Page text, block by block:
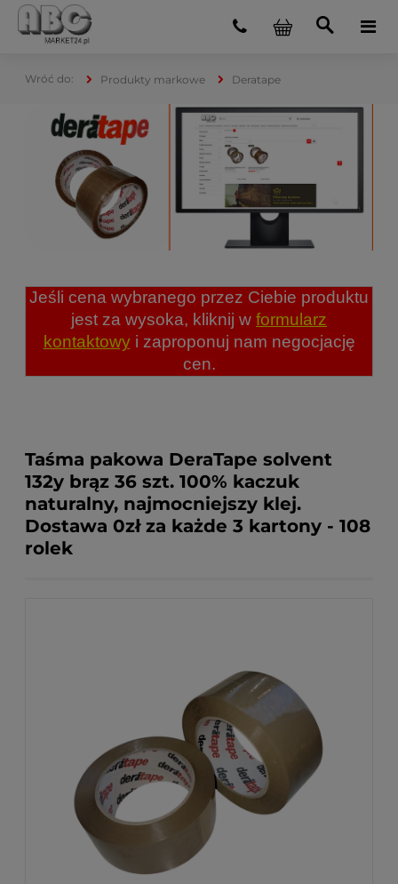
Produkty markowe Deratape
Jeśli cena wybranego przez Ciebie produktu
jest za wysoka, kliknij w formularz
kontaktowyi zaproponuj nam negocjację
cen.
Taśma pakowa DeraTape solvent
132y brąz 36 szt. 100% kaczuk
naturalny, najmocniejszy klej.
Dostawa 0zł za każde 3 kartony - 108
rolek